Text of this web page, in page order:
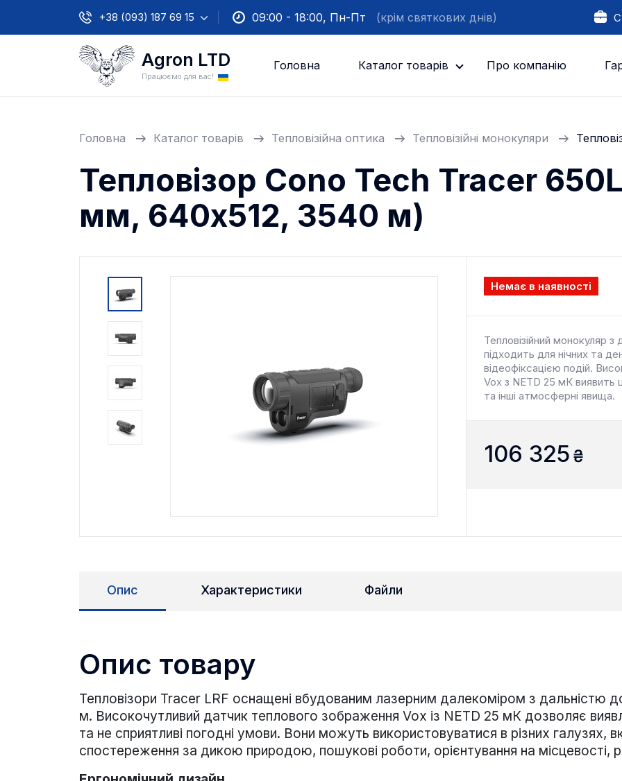
+38 (093) 187 69 15 09:00 - 18:00, Пн-Пт (крім святкових днів)
Agron LTD
Працюємо для вас!
Головна Каталог товарів Про компанію
Головна Каталог товарів Тепловізійна оптика Тепловізійні монокуляри
Тепловізор Cono Tech Tracer
мм, 640х512, 3540 м)
Немає в наявності
Тепловізійний монокуляр
підходить для нічних та
відеофіксацією подій.
Vox з NETD 25 мК виявить
та інші атмосферні явища.
106 325 ₴
Опис Характеристики Файли
Опис товару
Тепловізори Tracer LRF оснащені вбудованим лазерним далекоміром з дальністю
м. Високочутливий датчик теплового зображення Vox із NETD 25 мК дозволяє
та не сприятливі погодні умови. Вони можуть використовуватися в різних галузях,
спостереження за дикою природою, пошукові роботи, орієнтування на місцевості,